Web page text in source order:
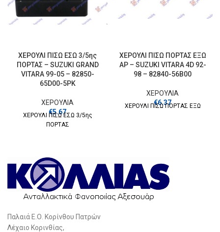
ΧΕΡΟΥΛΙ ΠΙΣΩ ΕΣΩ 3/5ης
ΠΟΡΤΑΣ – SUZUKI GRAND
VITARA 99-05 – 82850-
65D00-5PK
ΧΕΡΟΥΛΙΑ
€5.67
ΧΕΡΟΥΛΙ ΠΙΣΩ ΕΣΩ 3/5ης
ΠΟΡΤΑΣ
ΧΕΡΟΥΛΙ ΠΙΣΩ ΠΟΡΤΑΣ ΕΞΩ
ΑΡ – SUZUKI VITARA 4D 92-
98 – 82840-56B00
ΧΕΡΟΥΛΙΑ
€6.37
ΧΕΡΟΥΛΙ ΠΙΣΩ ΠΟΡΤΑΣ ΕΞΩ
Παλαιά Ε.Ο. Κορίνθου Πατρών
Λέχαιο Κορινθίας,